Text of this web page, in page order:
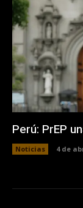
Perú: PrEP
Noticias 4 de